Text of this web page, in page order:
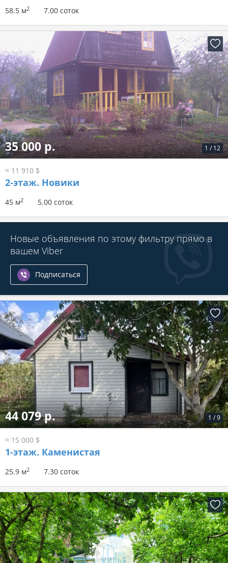
58.5 м2 7.00 соток
1 / 12
35 000 р.
≈ 11 910 $
2-этаж. Новики
45 м2 5.00 соток
Новые объявления по этому фильтру прямо в
вашем Viber
Подписаться
1 /9
44 079 р.
≈ 15 000 $
1-этаж. Каменистая
25.9 м2 7.30 соток